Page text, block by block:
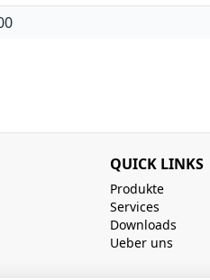
QUICK LINKS
Produkte
Services
Downloads
Ueber uns